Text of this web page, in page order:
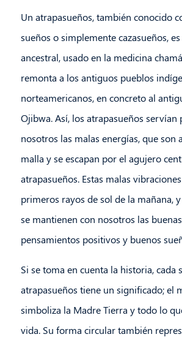
Un atrapasueños, también conocido
sueños o simplemente cazasueños,
ancestral, usado en la medicina
remonta a los antiguos pueblos
norteamericanos, en concreto al
Ojibwa. Así, los atrapasueños servían
nosotros las malas energías, que son
malla y se escapan por el agujero
atrapasueños. Estas malas
primeros rayos de sol de la mañana,
se mantienen con nosotros las
pensamientos positivos y buenos
Si se toma en cuenta la historia, cada
atrapasueños tiene un significado; el
simboliza la Madre Tierra y todo lo
vida. Su forma circular también